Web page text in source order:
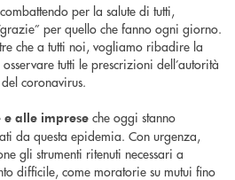
per la salute di tutti,
per quello che fanno ogni giorno.
che a tutti noi, vogliamo ribadire la
tutti le prescrizioni dell’autorità
coronavirus.
alle imprese che oggi stanno
da questa epidemia. Con urgenza,
gli strumenti ritenuti necessari a
difficile, come moratorie su mutui fino